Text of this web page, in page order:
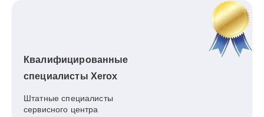
Квалифицированные
специалисты Xerox
Штатные специалисты
сервисного центра